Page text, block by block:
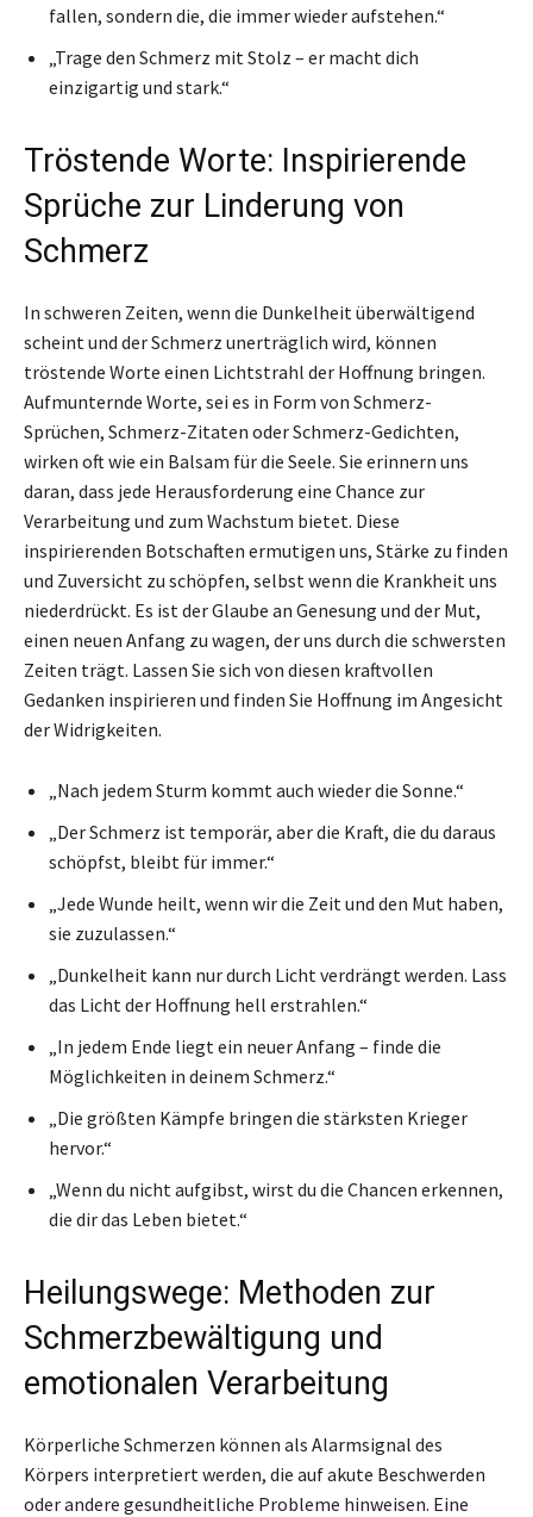
fallen, sondern die, die immer wieder aufstehen.“
„Trage den Schmerz mit Stolz – er macht dich
einzigartig und stark.“
Tröstende Worte: Inspirierende
Sprüche zur Linderung von
Schmerz
In schweren Zeiten, wenn die Dunkelheit überwältigend
scheint und der Schmerz unerträglich wird, können
tröstende Worte einen Lichtstrahl der Hoffnung bringen.
Aufmunternde Worte, sei es in Form von Schmerz-
Sprüchen, Schmerz-Zitaten oder Schmerz-Gedichten,
wirken oft wie ein Balsam für die Seele. Sie erinnern uns
daran, dass jede Herausforderung eine Chance zur
Verarbeitung und zum Wachstum bietet. Diese
inspirierenden Botschaften ermutigen uns, Stärke zu finden
und Zuversicht zu schöpfen, selbst wenn die Krankheit uns
niederdrückt. Es ist der Glaube an Genesung und der Mut,
einen neuen Anfang zu wagen, der uns durch die schwersten
Zeiten trägt. Lassen Sie sich von diesen kraftvollen
Gedanken inspirieren und finden Sie Hoffnung im Angesicht
der Widrigkeiten.
„Nach jedem Sturm kommt auch wieder die Sonne.“
„Der Schmerz ist temporär, aber die Kraft, die du daraus
schöpfst, bleibt für immer.“
„Jede Wunde heilt, wenn wir die Zeit und den Mut haben,
sie zuzulassen.“
„Dunkelheit kann nur durch Licht verdrängt werden. Lass
das Licht der Hoffnung hell erstrahlen.“
„In jedem Ende liegt ein neuer Anfang – finde die
Möglichkeiten in deinem Schmerz.“
„Die größten Kämpfe bringen die stärksten Krieger
hervor.“
„Wenn du nicht aufgibst, wirst du die Chancen erkennen,
die dir das Leben bietet.“
Heilungswege: Methoden zur
Schmerzbewältigung und
emotionalen Verarbeitung
Körperliche Schmerzen können als Alarmsignal des
Körpers interpretiert werden, die auf akute Beschwerden
oder andere gesundheitliche Probleme hinweisen. Eine